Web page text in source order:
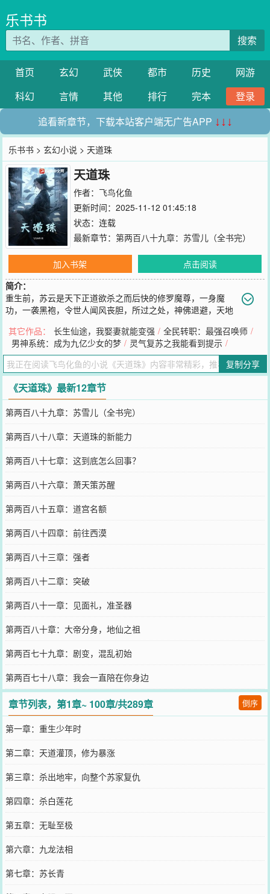
乐书书
搜索
首页 玄幻 武侠 都市 历史
网游
科幻
言情 其他 排行 完本
登录
追看新章节，下载本站客户端无广告APP ↓↓↓
乐书书 >玄幻小说 > 天道珠
天道珠
作者： 飞鸟化鱼
更新时间：2025-11-12 01:45:18
状态：连载
最新章节： 第两百八十九章：苏雪儿（全书完）
加入书架
点击阅读
简介：
重生前，苏云是天下正道欲杀之而后快的修罗魔尊，一身魔
功，一袭黑袍，令世人闻风丧胆，所过之处，神佛退避，天地
血脉被夺，打入地牢，绝望等死。从冰冷昏暗的地牢中醒来，苏云直
接激活前世获得却一直没能激活的至宝，天道珠。天道灌顶，点石成
金！轰！修为灌顶，苏云修为暴涨，直接横跨六个大境界，聚金身，
凝法相，直入巅峰。轰！武学灌顶，平平无奇的基础剑法，直接晋升
为斩天拔剑术，一剑出，天崩地裂，神魔皆陨。轰！灵药灌顶，一株
路边随手采摘的低级灵草，瞬间光华绽放，化为不死神药。轰！兵器
灌顶，普通精铁打造的凡兵，转瞬间道韵流转，化为极道帝兵。重活
一世，苏云自冰冷黑暗的地牢中走出，杀尽前世仇敌，斩灭诸天神
佛。
您要是觉得《天道珠》还不错的话请不要忘记向您QQ群和微博微信里
的朋友推荐哦！
其它作品： 长生仙途，我娶妻就能变强 / 全民转职：最强召唤师 /
男神系统：成为九亿少女的梦 / 灵气复苏之我能看到提示 /
复制分享
《天道珠》最新12章节
第两百八十九章：苏雪儿（全书完）
第两百八十八章：天道珠的新能力
第两百八十七章：这到底怎么回事？
第两百八十六章：萧天策苏醒
第两百八十五章：道宫名额
第两百八十四章：前往西漠
第两百八十三章：强者
第两百八十二章：突破
第两百八十一章：见面礼，准圣器
第两百八十章：大帝分身，地仙之祖
第两百七十九章：剧变，混乱初始
第两百七十八章：我会一直陪在你身边
章节列表，第1章~ 100章/共289章 倒序
第一章：重生少年时
第二章：天道灌顶，修为暴涨
第三章：杀出地牢，向整个苏家复仇
第四章：杀白莲花
第五章：无耻至极
第六章：九龙法相
第七章：苏长青